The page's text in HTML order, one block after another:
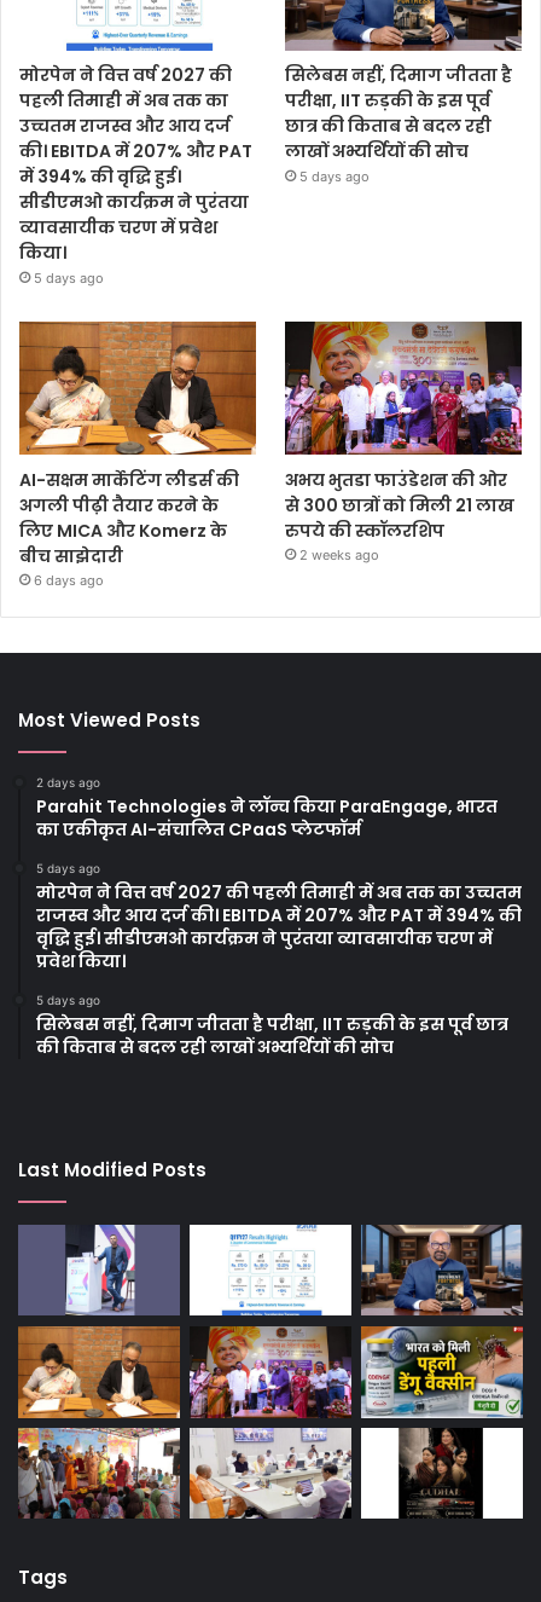
मोरपेन ने वित्त वर्ष 2027 की
पहली तिमाही में अब तक का
उच्चतम राजस्व और आय दर्ज
की। EBITDA में 207% और PAT
में 394% की वृद्धि हुई।
सीडीएमओ कार्यक्रम ने पुरंतया
व्यावसायीक चरण में प्रवेश
किया।
5 days ago
सिलेबस नहीं, दिमाग जीतता है
परीक्षा, IIT रुड़की के इस पूर्व
छात्र की किताब से बदल रही
लाखों अभ्यर्थियों की सोच
5 days ago
AI-सक्षम मार्केटिंग लीडर्स की
अगली पीढ़ी तैयार करने के
लिए MICA और Komerz के
बीच साझेदारी
6 days ago
अभय भुतडा फाउंडेशन की ओर
से 300 छात्रों को मिली 21 लाख
रुपये की स्कॉलरशिप
2 weeks ago
Most Viewed Posts
2 days ago
Parahit Technologies ने लॉन्च किया ParaEngage, भारत
का एकीकृत AI-संचालित CPaaS प्लेटफॉर्म
5 days ago
मोरपेन ने वित्त वर्ष 2027 की पहली तिमाही में अब तक का उच्चतम
राजस्व और आय दर्ज की। EBITDA में 207% और PAT में 394% की
वृद्धि हुई। सीडीएमओ कार्यक्रम ने पुरंतया व्यावसायीक चरण में
प्रवेश किया।
5 days ago
सिलेबस नहीं, दिमाग जीतता है परीक्षा, IIT रुड़की के इस पूर्व छात्र
की किताब से बदल रही लाखों अभ्यर्थियों की सोच
Last Modified Posts
Tags